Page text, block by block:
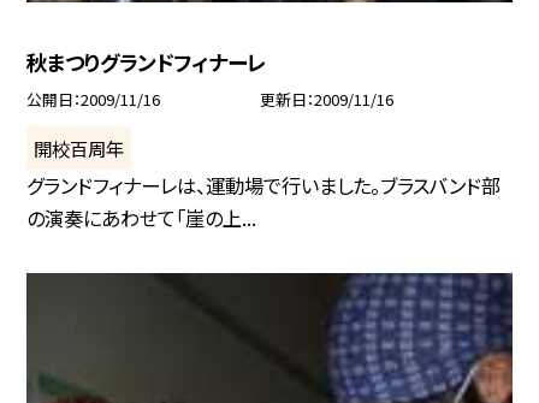
秋まつりグランドフィナーレ
公開日 2009/11/16 更新日 2009/11/16
開校百周年
グランドフィナーレは、運動場で行いました。ブラスバンド部
の演奏にあわせて「崖の上...